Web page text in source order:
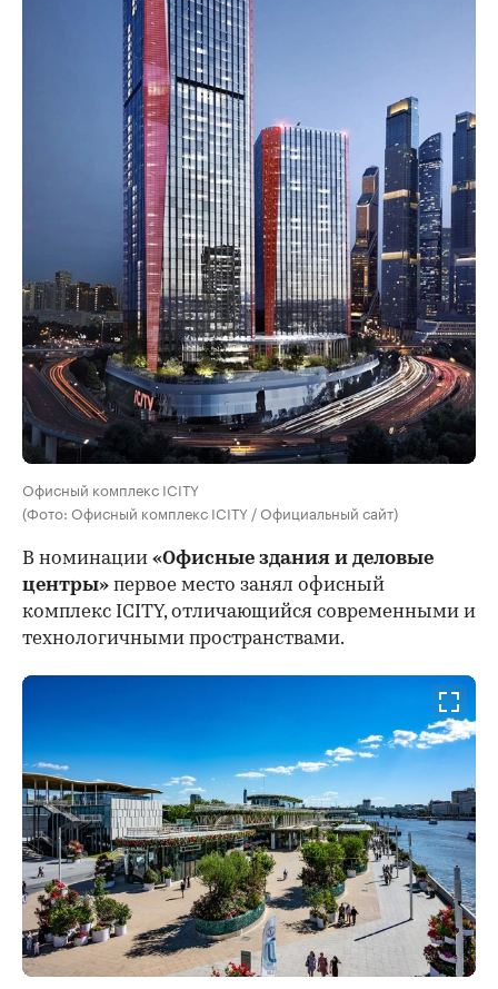
Офисный комплекс ICITY
(Фото: Офисный комплекс ICITY / Официальный сайт)
В номинации «Офисные здания и деловые
центры» первое место занял офисный
комплекс ICITY, отличающийся современными и
технологичными пространствами.